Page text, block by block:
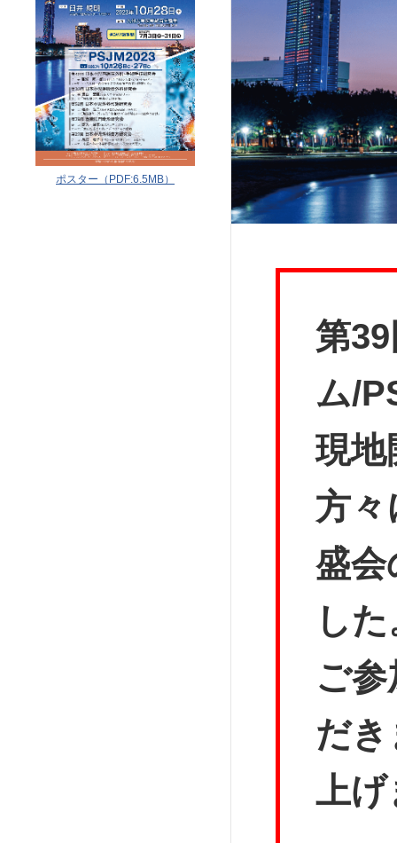
ポスター（PDF:6.5MB）
第
ム/
現地
方々
盛会
し
ご
だ
上げ